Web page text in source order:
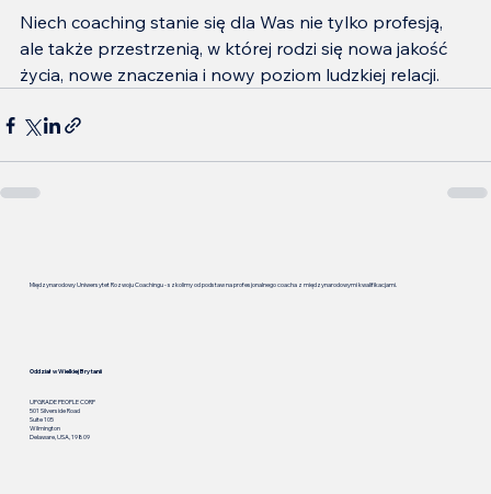
Niech coaching stanie się dla Was nie tylko profesją,
ale także przestrzenią, w której rodzi się nowa jakość
życia, nowe znaczenia i nowy poziom ludzkiej relacji.
Międzynarodowy Uniwersytet Rozwoju Coachingu - szkolimy od podstaw na profesjonalnego coacha z międzynarodowymi kwalifikacjami.
Oddział w Wielkiej Brytanii
UPGRADE PEOPLE CORP
501 Silverside Road
Suite 105
Wilmington
Delaware, USA, 19809